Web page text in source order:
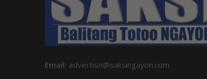
Email: advertise@saksingayon.com